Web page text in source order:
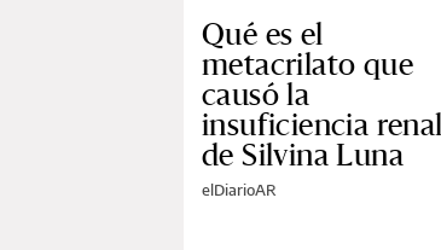
Qué es el
metacrilato que
causó la
insuficiencia renal
de Silvina Luna
elDiarioAR